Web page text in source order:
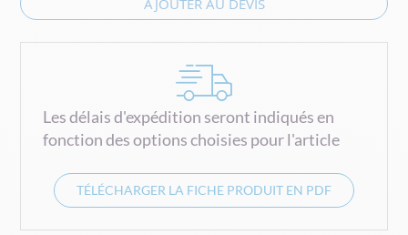
AJOUTER AU DEVIS
Les délais d'expédition seront indiqués en
fonction des options choisies pour l'article
TÉLÉCHARGER LA FICHE PRODUIT EN PDF